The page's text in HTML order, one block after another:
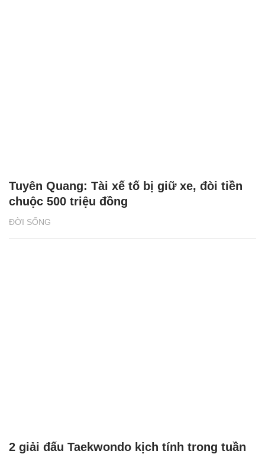
ĐỜI SỐNG
Tuyên Quang: Tài xế tố bị giữ xe, đòi tiền
chuộc 500 triệu đồng
2 giải đấu Taekwondo kịch tính trong tuần